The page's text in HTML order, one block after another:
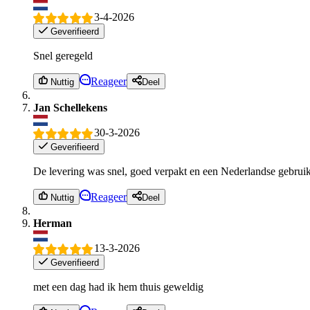
3-4-2026
Geverifieerd
Snel geregeld
Nuttig Reageer Deel
Jan Schellekens
30-3-2026
Geverifieerd
De levering was snel, goed verpakt en een Nederlandse
Nuttig Reageer Deel
Herman
13-3-2026
Geverifieerd
met een dag had ik hem thuis geweldig